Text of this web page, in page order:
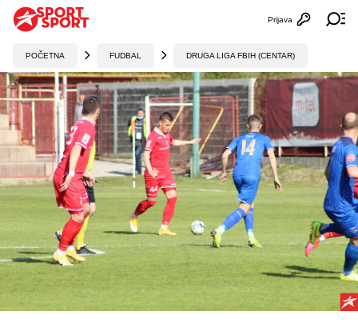
Otvori
Prijava
POČETNA FUDBAL DRUGA LIGA FBIH (CENTAR)